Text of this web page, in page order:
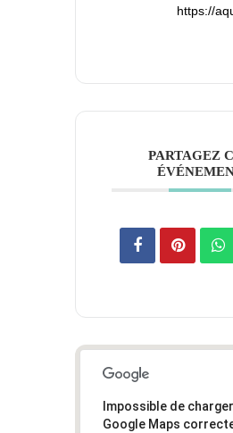
https://
PARTAGEZ
Impossible de charger
Google Maps